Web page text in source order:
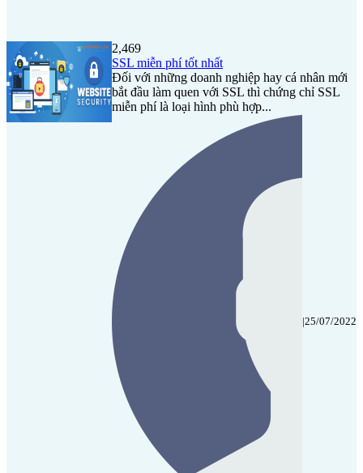
2,469
SSL miễn phí tốt nhất
Đối với những doanh nghiệp hay cá nhân mới
bắt đầu làm quen với SSL thì chứng chỉ SSL
miễn phí là loại hình phù hợp...
|25/07/2022